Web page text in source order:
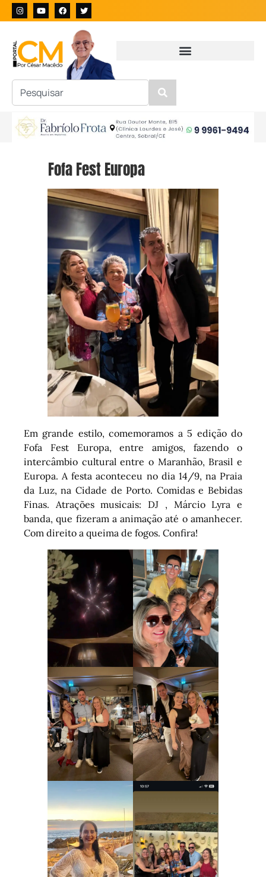
Fofa Fest Europa
Em grande estilo, comemoramos a 5 edição do
Fofa Fest Europa, entre amigos, fazendo o
intercâmbio cultural entre o Maranhão, Brasil e
Europa. A festa aconteceu no dia 14/9, na Praia
da Luz, na Cidade de Porto. Comidas e Bebidas
Finas. Atrações musicais: DJ , Márcio Lyra e
banda, que fizeram a animação até o amanhecer.
Com direito a queima de fogos. Confira!